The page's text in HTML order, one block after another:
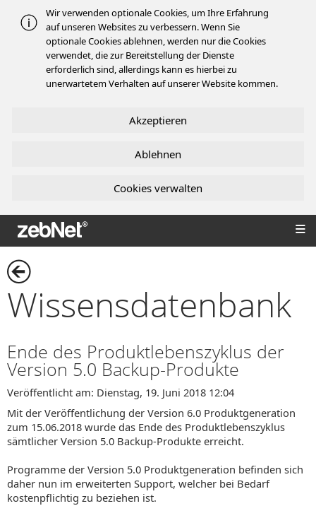
Wir verwenden optionale Cookies, um Ihre Erfahrung
auf unseren Websites zu verbessern. Wenn Sie
optionale Cookies ablehnen, werden nur die Cookies
verwendet, die zur Bereitstellung der Dienste
erforderlich sind, allerdings kann es hierbei zu
unerwartetem Verhalten auf unserer Website kommen.
Akzeptieren
Ablehnen
Cookies verwalten
zebNet®
Wissensdatenbank
Ende des Produktlebenszyklus der
Version 5.0 Backup-Produkte
Veröffentlicht am: Dienstag, 19. Juni 2018 12:04
Mit der Veröffentlichung der Version 6.0 Produktgeneration
zum 15.06.2018 wurde das Ende des Produktlebenszyklus
sämtlicher Version 5.0 Backup-Produkte erreicht.
Programme der Version 5.0 Produktgeneration befinden sich
daher nun im erweiterten Support, welcher bei Bedarf
kostenpflichtig zu beziehen ist.